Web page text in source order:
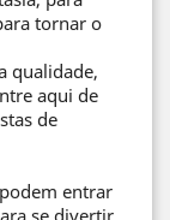
tornar o
qualidade,
aqui de
de
entrar
se divertir